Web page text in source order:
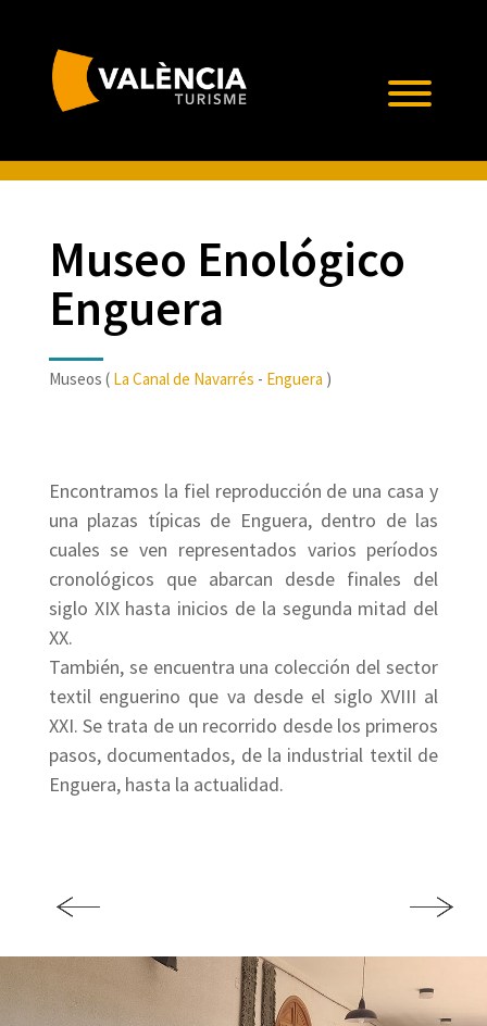
Museo Enológico
Enguera
Museos ( La Canal de Navarrés - Enguera )
Encontramos la fiel reproducción de una casa y
una plazas típicas de Enguera, dentro de las
cuales se ven representados varios períodos
cronológicos que abarcan desde finales del
siglo XIX hasta inicios de la segunda mitad del
XX.
También, se encuentra una colección del sector
textil enguerino que va desde el siglo XVIII al
XXI. Se trata de un recorrido desde los primeros
pasos, documentados, de la industrial textil de
Enguera, hasta la actualidad.